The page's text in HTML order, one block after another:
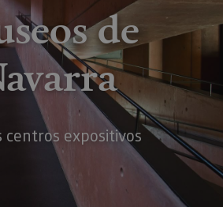
de
centros expositivos